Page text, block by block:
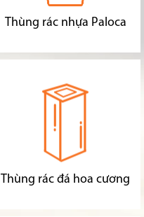
Thùng rác nhựa Paloca
Thùng rác đá hoa cương